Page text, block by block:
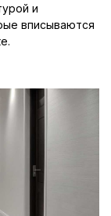
и
вписываются